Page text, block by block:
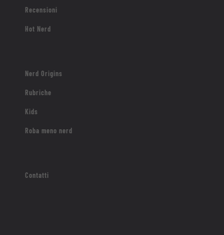
Recensioni
Hot Nerd
Nerd Origins
Rubriche
Kids
Roba meno nerd
Contatti